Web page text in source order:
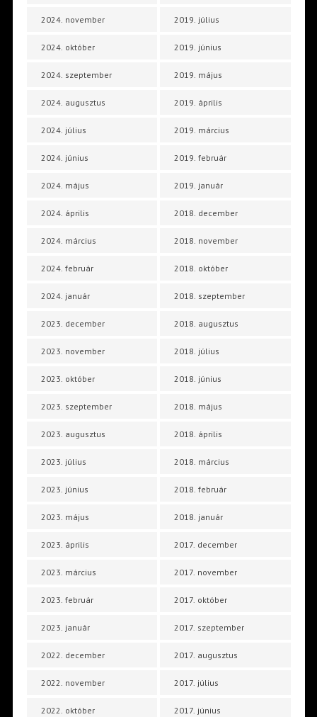
2024. november
2024. október
2024. szeptember
2024. augusztus
2024. július
2024. június
2024. május
2024. április
2024. március
2024. február
2024. január
2023. december
2023. november
2023. október
2023. szeptember
2023. augusztus
2023. július
2023. június
2023. május
2023. április
2023. március
2023. február
2023. január
2022. december
2022. november
2022. október
2019. július
2019. június
2019. május
2019. április
2019. március
2019. február
2019. január
2018. december
2018. november
2018. október
2018. szeptember
2018. augusztus
2018. július
2018. június
2018. május
2018. április
2018. március
2018. február
2018. január
2017. december
2017. november
2017. október
2017. szeptember
2017. augusztus
2017. július
2017. június